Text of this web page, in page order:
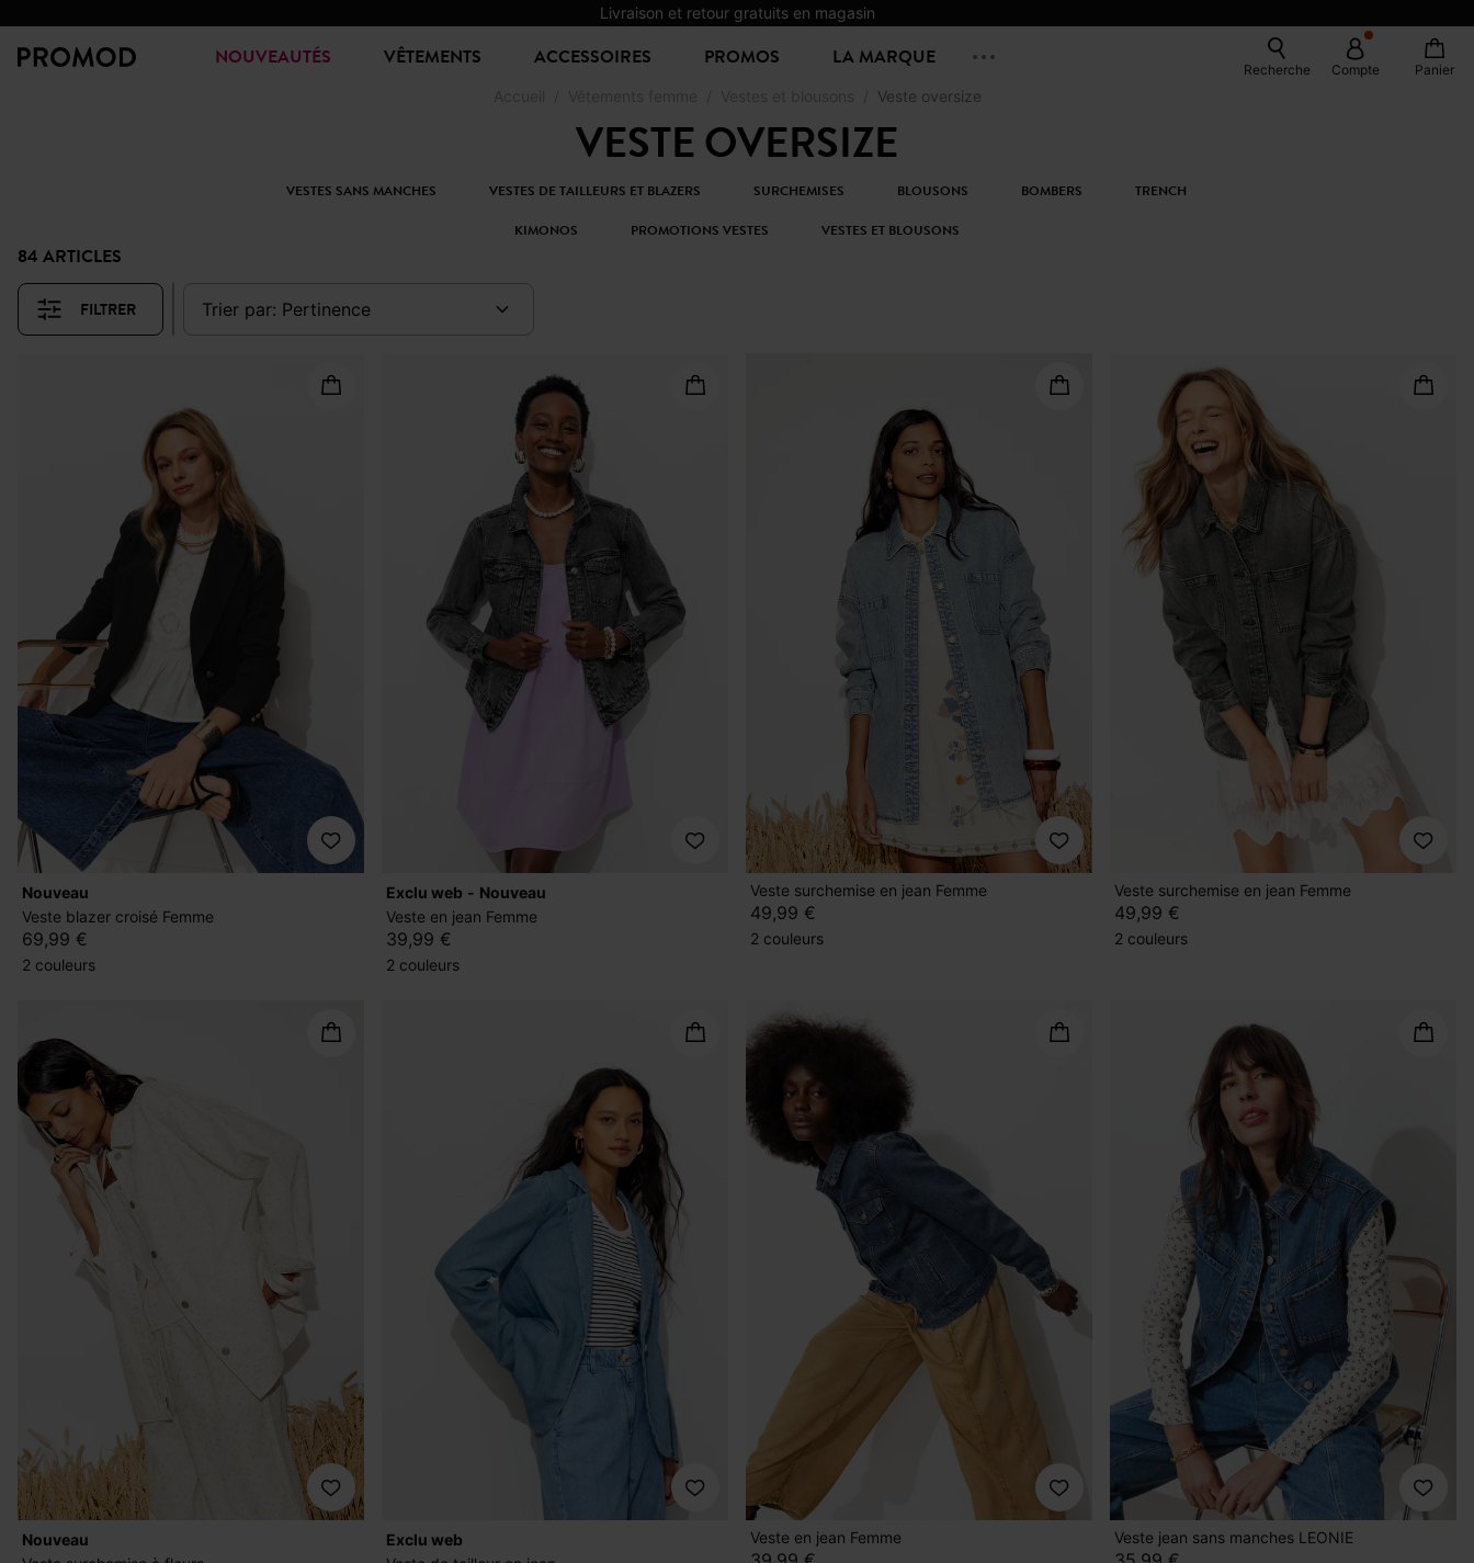
Livraison et retour gratuits en magasin
NOUVEAUTÉS VÊTEMENTS ACCESSOIRES PROMOS LA MARQUE Recherche Compte Panier
Veste oversize
VESTE OVERSIZE
VESTES SANS MANCHES VESTES DE TAILLEURS ET BLAZERS SURCHEMISES BLOUSONS BOMBERS
TRENCH
KIMONOS
PROMOTIONS VESTES VESTES ET BLOUSONS
84 ARTICLES
FILTRER trier par: pertinence
nouveau
Veste blazer croisé Femme
69,99 €
2 couleurs
exclu web
nouveau
Veste en jean Femme
39,99 €
2 couleurs
Veste surchemise en jean Femme
49,99 €
2 couleurs
Veste surchemise en jean Femme
49,99 €
2 couleurs
nouveau
exclu web
Veste en jean Femme Veste jean sans manches LEONIE